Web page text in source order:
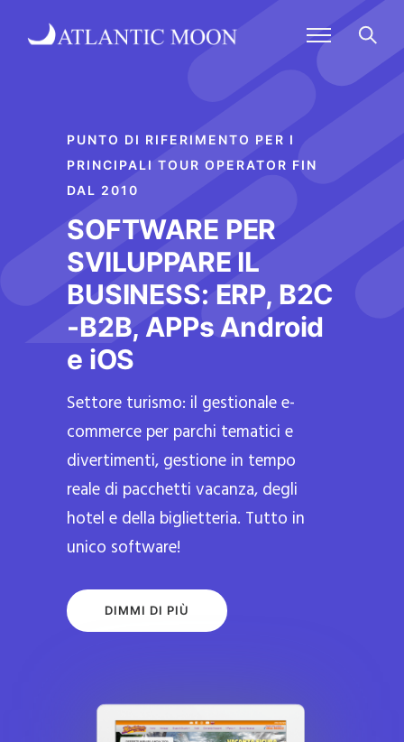
PUNTO DI RIFERIMENTO PER I
PRINCIPALI TOUR OPERATOR FIN
DAL 2010
SOFTWARE PER
SVILUPPARE IL
BUSINESS: ERP, B2C
-B2B, APPs Android
e iOS
Settore turismo: il gestionale e-
commerce per parchi tematici e
divertimenti, gestione in tempo
reale di pacchetti vacanza, degli
hotel e della biglietteria. Tutto in
unico software!
DIMMI DI PIÙ